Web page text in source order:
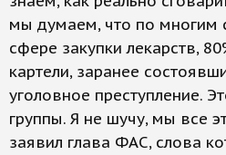
мы думаем, что по многим
сфере закупки лекарств,
картели, заранее
уголовное преступление.
группы. Я не шучу, мы все
заявил глава ФАС, слова